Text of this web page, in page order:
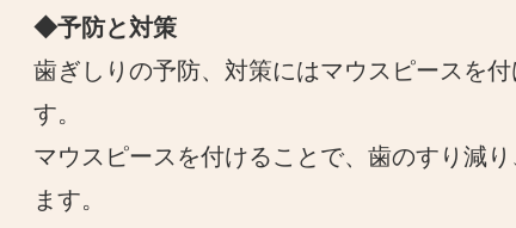
◆予防と対策
歯ぎしりの予防、対策にはマウスピースを
す。
マウスピースを付けることで、歯のすり減
ます。